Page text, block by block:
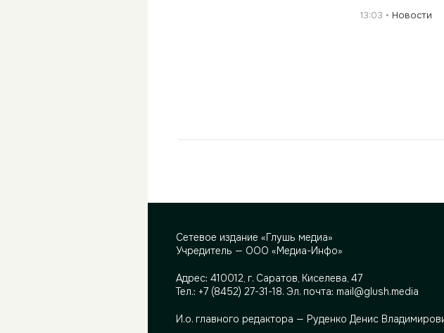
13:03 Новости
Сетевое издание «Глушь медиа»
Учредитель — ООО «Медиа-Инфо»
Адрес: 410012, г. Саратов, Киселева, 47
Тел.: +7 (8452) 27-31-18. Эл. почта: mail@glush.media
И.о. главного редактора — Руденко Денис